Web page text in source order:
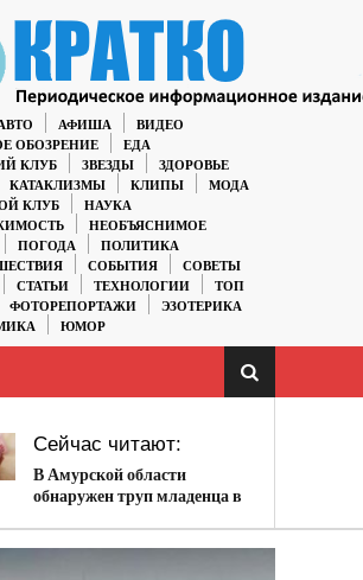
АФИША
ВИДЕО
ОБОЗРЕНИЕ
ЕДА
КЛУБ
ЗВЕЗДЫ
ЗДОРОВЬЕ
КАТАКЛИЗМЫ КЛИПЫ
МОДА
КЛУБ
НАУКА
НЕОБЪЯСНИМОЕ
ПОГОДА
ПОЛИТИКА
СОБЫТИЯ
СОВЕТЫ
СТАТЬИ ТЕХНОЛОГИИ
ТОП
ФОТОРЕПОРТАЖИ
ЭЗОТЕРИКА
ЮМОР
Сейчас читают:
В Амурской области
обнаружен труп младенца в